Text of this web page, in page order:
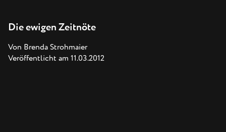
Die ewigen Zeitnöte
Von Brenda Strohmaier
Veröffentlicht am 11.03.2012